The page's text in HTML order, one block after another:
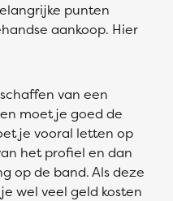
punten
aankoop. Hier
van een
moet je goed de
je vooral letten op
het profiel en dan
op de band. Als deze
wel veel geld kosten